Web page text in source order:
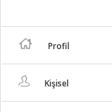
Profil
Kişisel